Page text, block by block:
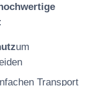
:
um
Transport